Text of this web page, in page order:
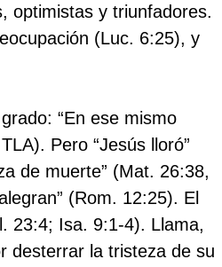
optimistas y triunfadores.
(Luc. 6:25), y
“En ese mismo
Pero “Jesús lloró”
de muerte” (Mat. 26:38,
(Rom. 12:25). El
23:4; Isa. 9:1-4). Llama,
desterrar la tristeza de su